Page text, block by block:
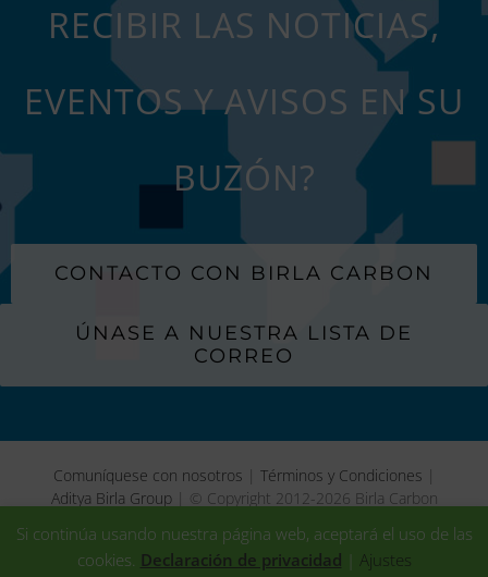
RECIBIR LAS NOTICIAS,
EVENTOS Y AVISOS EN SU
BUZÓN?
CONTACTO CON BIRLA CARBON
ÚNASE A NUESTRA LISTA DE
CORREO
Comuníquese con nosotros Términos y Condiciones
Aditya Birla Group| © Copyright 2012-2026 Birla Carbon
FacebookLinkedIn
X YouTubeInstagram
WeChatBirla
Carbon
Si continúa usando nuestra página web, aceptará el uso de las
cookies. Declaración de privacidad Ajustes